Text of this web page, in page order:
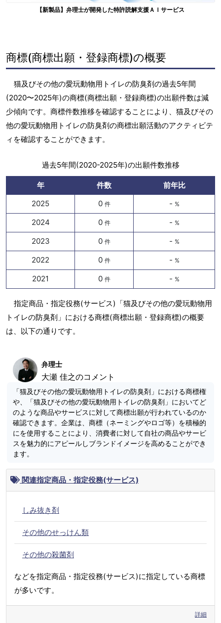
【新製品】弁理士が開発した特許読解支援ＡＩサービス
商標(商標出願・登録商標)の概要
猫及びその他の愛玩動物用トイレの防臭剤の過去5年間
(2020〜2025年)の商標(商標出願・登録商標)の出願件数は減
少傾向です。商標件数推移を確認することにより、猫及びその
他の愛玩動物用トイレの防臭剤の商標出願活動のアクティビテ
ィを確認することができます。
過去5年間(2020-2025年)の出願件数推移
年 件数
前年比
2025
0 件 - %
2024 0 件 - %
2023 0 件 - %
2022 0 件 - %
2021 0 件 - %
指定商品・指定役務(サービス)「猫及びその他の愛玩動物用
トイレの防臭剤」における商標(商標出願・登録商標)の概要
は、以下の通りです。
弁理士
大瀬 佳之のコメント
「猫及びその他の愛玩動物用トイレの防臭剤」における商標権
や、「猫及びその他の愛玩動物用トイレの防臭剤」においてど
のような商品やサービスに対して商標出願が行われているのか
確認できます。企業は、商標（ネーミングやロゴ等）を積極的
にを使用することにより、消費者に対して自社の商品やサービ
スを魅力的にアピールしブランドイメージを高めることができ
ます。
関連指定商品・指定役務(サービス)
しみ抜き剤
その他のせっけん類
その他の殺菌剤
などを指定商品・指定役務(サービス)に指定している商標
が多いです。
詳細